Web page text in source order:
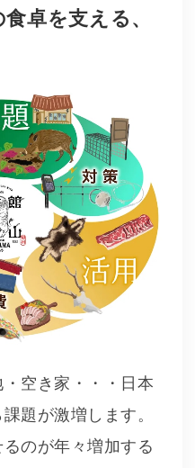
卓を支える、
空き家・・・日本
題が激増します。
のが年々増加する